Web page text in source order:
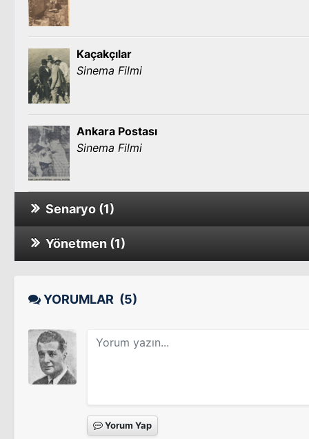
Kaçakçılar
Sinema Filmi
Ankara Postası
Sinema Filmi
Senaryo (1)
Yeni Karagöz
Yönetmen (1)
YORUMLAR (5)
Yorum Yap